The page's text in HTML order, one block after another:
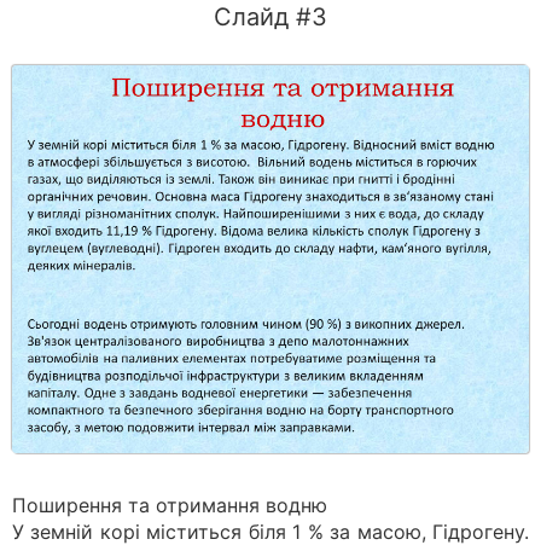
Слайд #3
Поширення та отримання водню
У земній корі міститься біля 1 % за масою, Гідрогену.